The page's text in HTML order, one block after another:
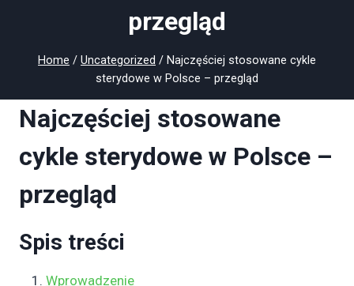
przegląd
Home / Uncategorized / Najczęściej stosowane cykle
sterydowe w Polsce – przegląd
Najczęściej stosowane
cykle sterydowe w Polsce –
przegląd
Spis treści
Wprowadzenie